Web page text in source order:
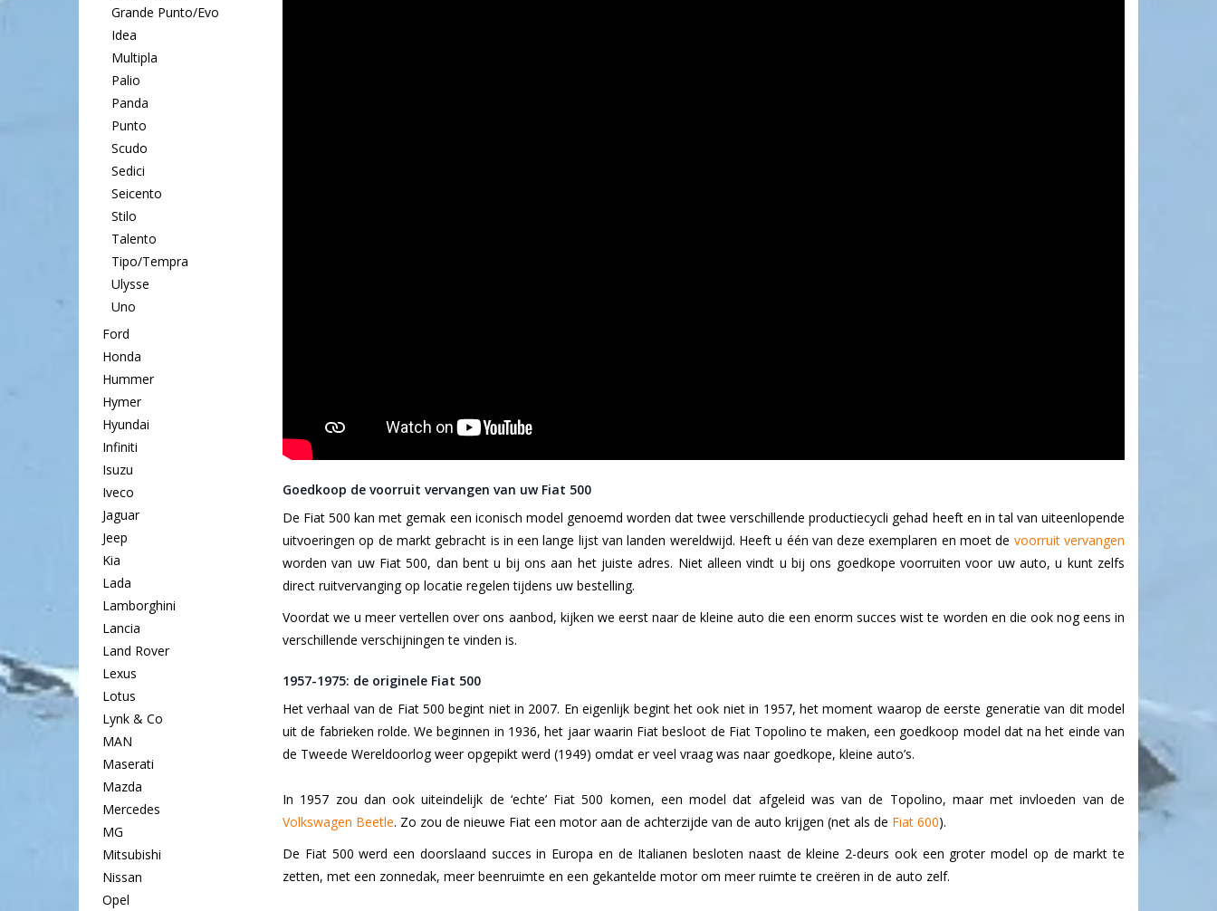
Grande Punto/Evo
Idea
Multipla
Palio
Panda
Punto
Scudo
Sedici
Seicento
Stilo
Talento
Tipo/Tempra
Ulysse
Uno
Ford
Honda
Hummer
Hymer
Hyundai
Infiniti
Isuzu
Iveco
Jaguar
Jeep
Kia
Lada
Lamborghini
Lancia
Land Rover
Lexus
Lotus
Lynk & Co
MAN
Maserati
Mazda
Mercedes
MG
Mitsubishi
Nissan
Opel
Goedkoop de voorruit vervangen van uw Fiat 500
De Fiat 500 kan met gemak een iconisch model genoemd worden dat twee verschillende productiecycli gehad heeft en in tal van uiteenlopende
uitvoeringen op de markt gebracht is in een lange lijst van landen wereldwijd. Heeft u één van deze exemplaren en moet de voorruit vervangen
worden van uw Fiat 500, dan bent u bij ons aan het juiste adres. Niet alleen vindt u bij ons goedkope voorruiten voor uw auto, u kunt zelfs
direct ruitvervanging op locatie regelen tijdens uw bestelling.
Voordat we u meer vertellen over ons aanbod, kijken we eerst naar de kleine auto die een enorm succes wist te worden en die ook nog eens in
verschillende verschijningen te vinden is.
1957-1975: de originele Fiat 500
Het verhaal van de Fiat 500 begint niet in 2007. En eigenlijk begint het ook niet in 1957, het moment waarop de eerste generatie van dit model
uit de fabrieken rolde. We beginnen in 1936, het jaar waarin Fiat besloot de Fiat Topolino te maken, een goedkoop model dat na het einde van
de Tweede Wereldoorlog weer opgepikt werd (1949) omdat er veel vraag was naar goedkope, kleine auto’s.
In 1957 zou dan ook uiteindelijk de ‘echte’ Fiat 500 komen, een model dat afgeleid was van de Topolino, maar met invloeden van de
Volkswagen Beetle. Zo zou de nieuwe Fiat een motor aan de achterzijde van de auto krijgen (net als de Fiat 600).
De Fiat 500 werd een doorslaand succes in Europa en de Italianen besloten naast de kleine 2-deurs ook een groter model op de markt te
zetten, met een zonnedak, meer beenruimte en een gekantelde motor om meer ruimte te creëren in de auto zelf.